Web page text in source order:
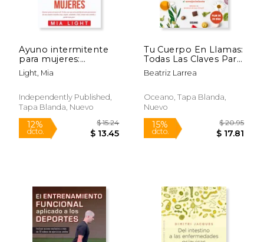
15% 15%
Ayuno intermitente
para mujeres:
Quemar grasa en
menos de 30 días con
peso permanente de
una manera científica
Light, Mia
Independently Published,
Tapa Blanda, Nuevo
Tu Cuerpo En Llamas:
Todas Las Claves Para
Combatiór La
Inflamacin Y Revertir
Beatriz Larrea
Oceano, Tapa Blanda,
Nuevo